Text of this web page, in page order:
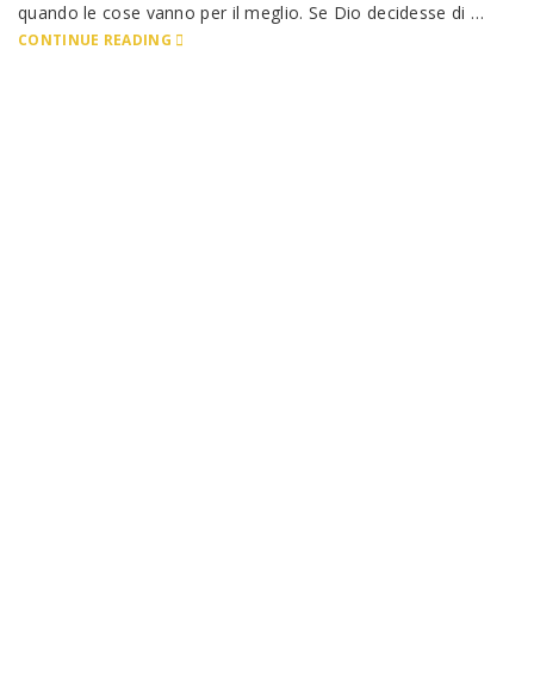
quando le cose vanno per il meglio. Se Dio decidesse di …
CONTINUE READING